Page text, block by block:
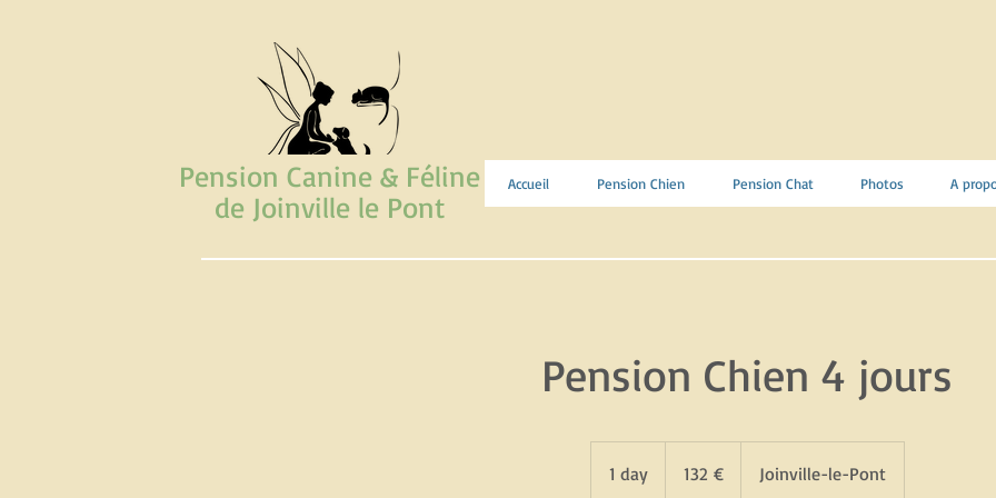
Pension Canine & Féline
de Joinville le Pont
Accueil Pension Chien Pension Chat Photos A
Pension Chien 4 jours
1 day1
132 € Joinville-le-Pont